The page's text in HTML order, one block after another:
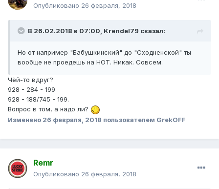
Опубликовано 26 февраля, 2018
В 26.02.2018 в 07:00, Krendel79 сказал:
Но от например "Бабушкинский" до "Сходненской" ты
вообще не проедешь на НОТ. Никак. Совсем.
Чёй-то вдруг?
928 - 284 - 199
928 - 188/745 - 199.
Вопрос в том, а надо ли?
Изменено 26 февраля, 2018 пользователем GrekOFF
Remr
Опубликовано 26 февраля, 2018